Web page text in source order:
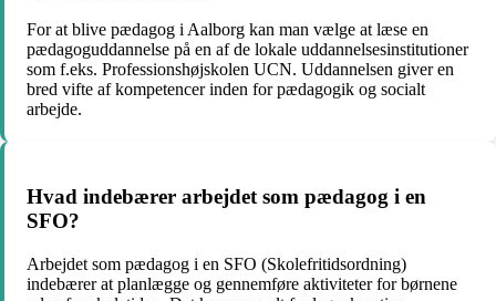
For at blive pædagog i Aalborg kan man vælge at læse en
pædagoguddannelse på en af de lokale uddannelsesinstitutioner
som f.eks. Professionshøjskolen UCN. Uddannelsen giver en
bred vifte af kompetencer inden for pædagogik og socialt
arbejde.
Hvad indebærer arbejdet som pædagog i en
SFO?
Arbejdet som pædagog i en SFO (Skolefritidsordning)
indebærer at planlægge og gennemføre aktiviteter for børnene